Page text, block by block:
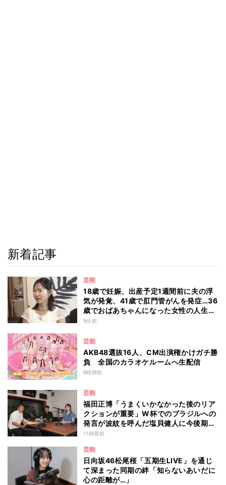
新着記事
芸能
18歳で妊娠、出産予定1週間前に夫の浮
気が発覚、41歳で肛門管がんを発症…36
歳でおばあちゃんになった女性の人生に
島田珠代も思わず涙 『愛のハイエナ
9分前
芸能
AKB48選抜16人、CM出演権かけガチ勝
負 全国のカラオケルームへ生配信
8時間前
芸能
福田正博「うまくいかなかった後のリア
クションが重要」W杯でのブラジルへの
発言が波紋を呼んだ塩貝健人に今後期待
することは？
11時間前
芸能
日向坂46松尾桜「五期生LIVE」を通じ
て深まった同期の絆「知らないあいだに
心の距離が…」